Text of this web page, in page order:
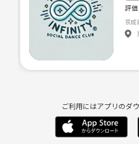
評価
ご利用にはアプリのダ